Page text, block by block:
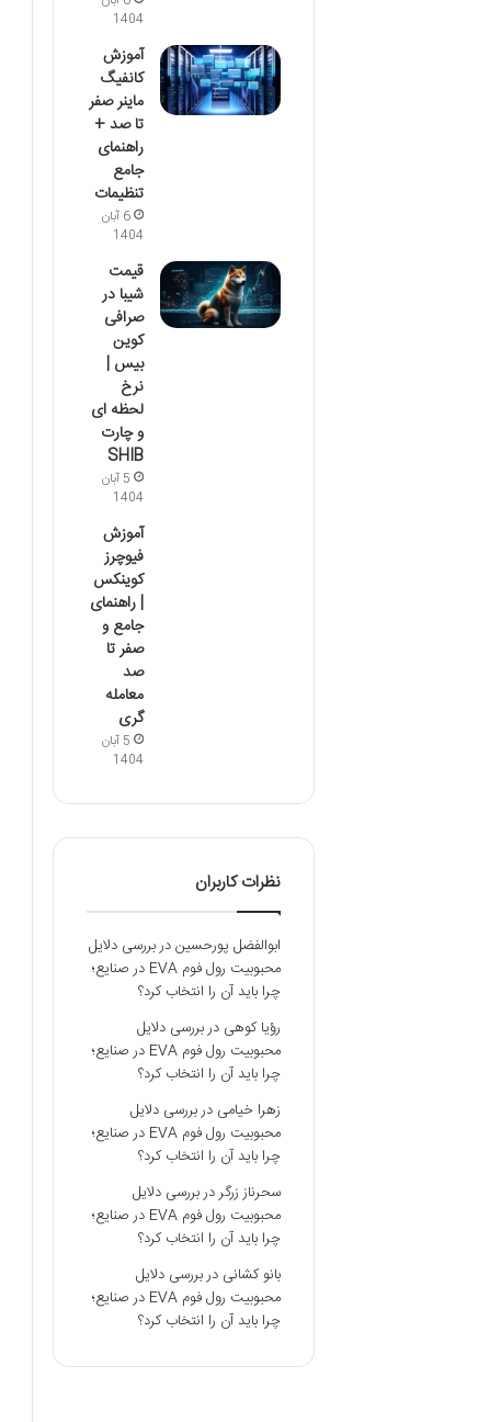
1404
آموزش
کانفیگ
ماینر صفر
تا صد +
راهنمای
جامع
تنظیمات
6 آبان
1404
قیمت
شیبا در
صرافی
کوین
بیس |
نرخ
لحظه ای
و چارت
SHIB
5 آبان
1404
آموزش
فیوچرز
کوینکس
| راهنمای
جامع و
صفر تا
صد
معامله
گری
5 آبان
1404
نظرات کاربران
ابوالفضل پورحسیندربررسی دلایل
محبوبیت رول فوم EVA در صنایع؛
چرا باید آن را انتخاب کرد؟
رؤیا کوهی دربررسی دلایل
محبوبیت رول فوم EVA در صنایع؛
چرا باید آن را انتخاب کرد؟
زهرا خیامی دربررسی دلایل
محبوبیت رول فوم EVA در صنایع؛
چرا باید آن را انتخاب کرد؟
سحرناز زرگردربررسی دلایل
محبوبیت رول فوم EVA در صنایع؛
چرا باید آن را انتخاب کرد؟
بانو کشانی دربررسی دلایل
محبوبیت رول فوم EVA در صنایع؛
چرا باید آن را انتخاب کرد؟